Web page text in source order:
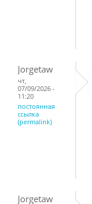
Jorgetaw
чт,
07/09/2026 -
11:20
постоянная
ссылка
(permalink)
Jorgetaw